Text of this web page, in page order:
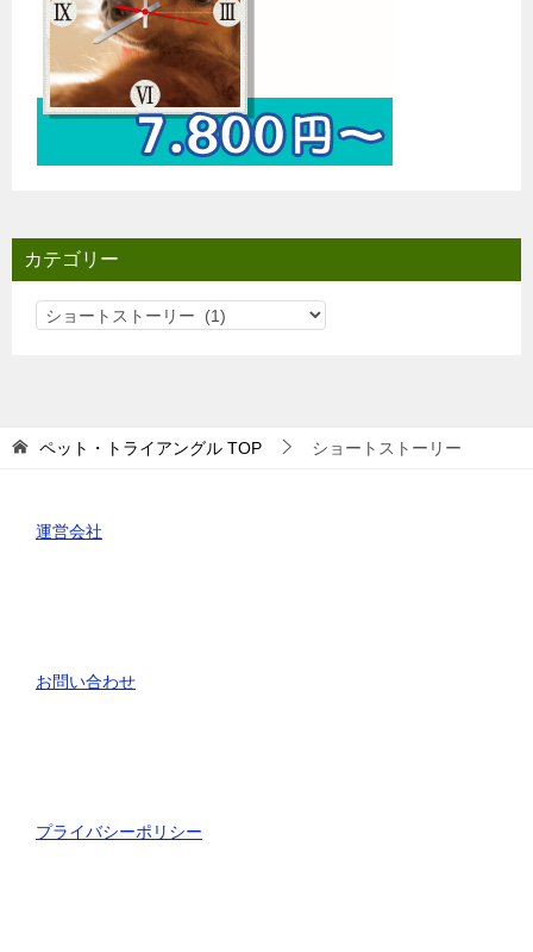
カテゴリー
カ
ペット・トライアングル TOP ショートストーリー
運営会社
お問い合わせ
プライバシーポリシー